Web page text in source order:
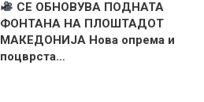
СЕ ОБНОВУВА ПОДНАТА
ФОНТАНА НА ПЛОШТАДОТ
МАКЕДОНИЈА Нова опрема и
поцврста…